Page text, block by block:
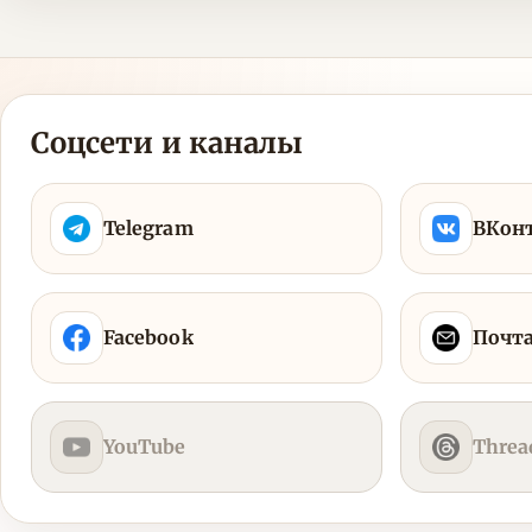
Соцсети и каналы
Telegram
Facebook
YouTube